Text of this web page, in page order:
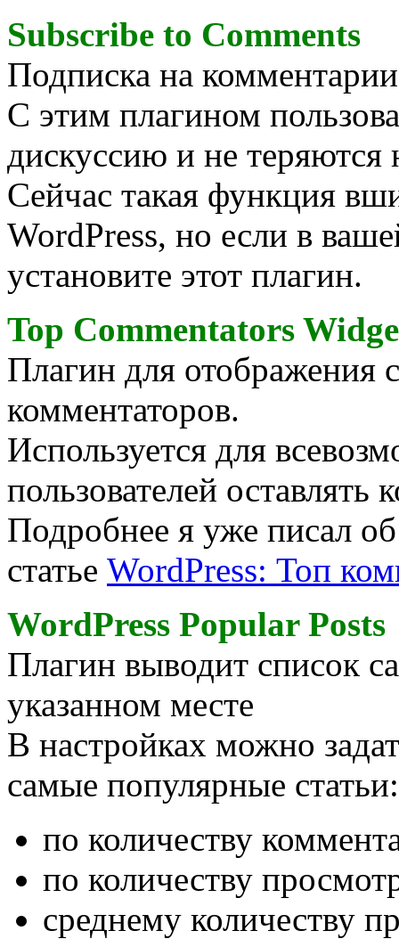
Subscribe to Comments
Подписка на
С этим плагином
дискуссию и не теряются
Сейчас такая функция
WordPress, но если в
установите этот плагин.
Top Commentators
Плагин для отображения
комментаторов.
Используется для
пользователей оставлять
Подробнее я уже писал
статье WordPress: Топ
WordPress Popular Posts
Плагин выводит список
указанном месте
В настройках можно
самые популярные статьи:
по количеству
по количеству
среднему количеству